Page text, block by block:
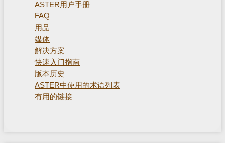
ASTER用户手册
FAQ
用品
媒体
解决方案
快速入门指南
版本历史
ASTER中使用的术语列表
有用的链接